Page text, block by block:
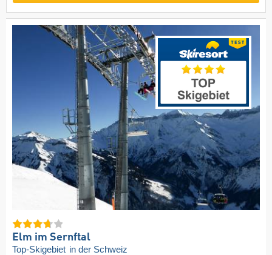
Elm im Sernftal
Top-Skigebiet in der Schweiz